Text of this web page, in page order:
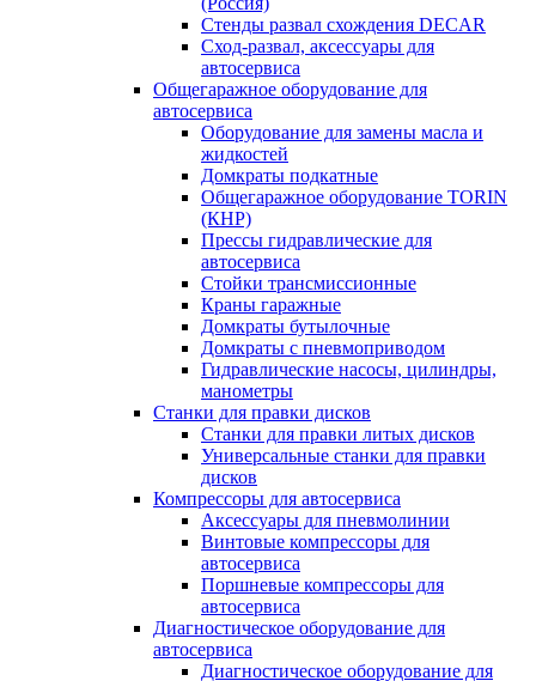
Стенды развал схождения DECAR
Сход-развал, аксессуары для
автосервиса
Общегаражное оборудование для
автосервиса
Оборудование для замены масла и
жидкостей
Домкраты подкатные
Общегаражное оборудование TORIN
(КНР)
Прессы гидравлические для
автосервиса
Стойки трансмиссионные
Краны гаражные
Домкраты бутылочные
Домкраты с пневмоприводом
Гидравлические насосы, цилиндры,
манометры
Станки для правки дисков
Станки для правки литых дисков
Универсальные станки для правки
дисков
Компрессоры для автосервиса
Аксессуары для пневмолинии
Винтовые компрессоры для
автосервиса
Поршневые компрессоры для
автосервиса
Диагностическое оборудование для
автосервиса
Диагностическое оборудование для